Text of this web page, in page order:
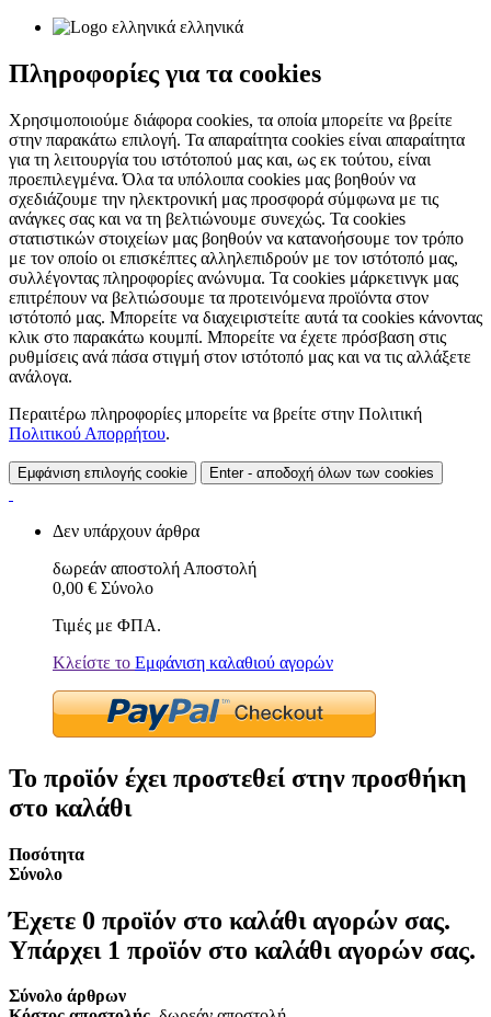
ελληνικά
Πληροφορίες για τα cookies
Χρησιμοποιούμε διάφορα cookies, τα οποία μπορείτε να βρείτε
στην παρακάτω επιλογή. Τα απαραίτητα cookies είναι απαραίτητα
για τη λειτουργία του ιστότοπού μας και, ως εκ τούτου, είναι
προεπιλεγμένα. Όλα τα υπόλοιπα cookies μας βοηθούν να
σχεδιάζουμε την ηλεκτρονική μας προσφορά σύμφωνα με τις
ανάγκες σας και να τη βελτιώνουμε συνεχώς. Τα cookies
στατιστικών στοιχείων μας βοηθούν να κατανοήσουμε τον τρόπο
με τον οποίο οι επισκέπτες αλληλεπιδρούν με τον ιστότοπό μας,
συλλέγοντας πληροφορίες ανώνυμα. Τα cookies μάρκετινγκ μας
επιτρέπουν να βελτιώσουμε τα προτεινόμενα προϊόντα στον
ιστότοπό μας. Μπορείτε να διαχειριστείτε αυτά τα cookies κάνοντας
κλικ στο παρακάτω κουμπί. Μπορείτε να έχετε πρόσβαση στις
ρυθμίσεις ανά πάσα στιγμή στον ιστότοπό μας και να τις αλλάξετε
ανάλογα.
Περαιτέρω πληροφορίες μπορείτε να βρείτε στην Πολιτική
Πολιτικού Απορρήτου.
Εμφάνιση επιλογής cookie Enter - αποδοχή όλων των cookies
Δεν υπάρχουν άρθρα
δωρεάν αποστολή Αποστολή
0,00 € Σύνολο
Τιμές με ΦΠΑ.
Κλείστε το Εμφάνιση καλαθιού αγορών
Το προϊόν έχει προστεθεί στην προσθήκη
στο καλάθι
Ποσότητα
Σύνολο
Έχετε 0 προϊόν στο καλάθι αγορών σας.
Υπάρχει 1 προϊόν στο καλάθι αγορών σας.
Σύνολο άρθρων